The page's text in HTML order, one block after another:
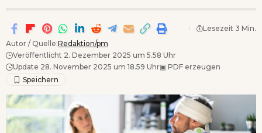
Autor / Quelle:Redaktion/pm
Veröffentlicht 2. Dezember 2025 um 5.58 Uhr
Update 28. November 2025 um 18.59 Uhr▣ PDF erzeugen
Lesezeit 3 Min.